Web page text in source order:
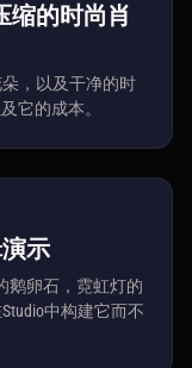
缩的时尚肖
，以及干净的时
它的成本。
示
鹅卵石，霓虹灯的
中构建它而不